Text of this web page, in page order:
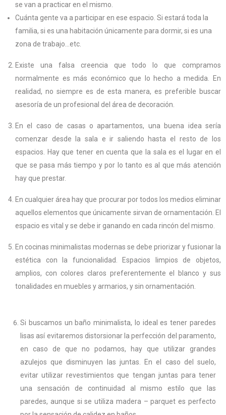
se van a practicar en el mismo.
Cuánta gente va a participar en ese espacio. Si estará toda la
familia, si es una habitación únicamente para dormir, si es una
zona de trabajo…etc.
Existe una falsa creencia que todo lo que compramos
normalmente es más económico que lo hecho a medida. En
realidad, no siempre es de esta manera, es preferible buscar
asesoría de un profesional del área de decoración.
En el caso de casas o apartamentos, una buena idea sería
comenzar desde la sala e ir saliendo hasta el resto de los
espacios. Hay que tener en cuenta que la sala es el lugar en el
que se pasa más tiempo y por lo tanto es al que más atención
hay que prestar.
En cualquier área hay que procurar por todos los medios eliminar
aquellos elementos que únicamente sirvan de ornamentación. El
espacio es vital y se debe ir ganando en cada rincón del mismo.
En cocinas minimalistas modernas se debe priorizar y fusionar la
estética con la funcionalidad. Espacios limpios de objetos,
amplios, con colores claros preferentemente el blanco y sus
tonalidades en muebles y armarios, y sin ornamentación.
Si buscamos un baño minimalista, lo ideal es tener paredes
lisas así evitaremos distorsionar la perfección del paramento,
en caso de que no podamos, hay que utilizar grandes
azulejos que disminuyen las juntas. En el caso del suelo,
evitar utilizar revestimientos que tengan juntas para tener
una sensación de continuidad al mismo estilo que las
paredes, aunque si se utiliza madera – parquet es perfecto